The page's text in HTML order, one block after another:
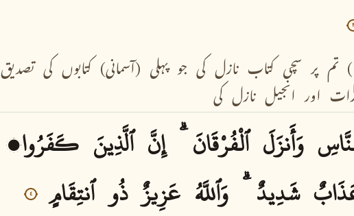
٣
تم پر سچی کتاب نازل کی جو پہلی (آسمانی) کتابوں کی تصدیق
اور انجیل نازل کی
وَأَنزَلَ ٱلْفُرْقَانَ إِنَّ ٱلَّذِينَ كَفَرُوا۟
شَدِيدٌ وَٱللَّهُ عَزِيزٌ ذُو ٱنتِقَامٍ ٤